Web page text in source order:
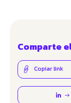
Comparte
Copiar link